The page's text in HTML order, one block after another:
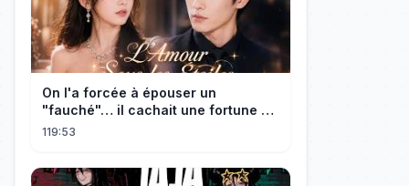
On l'a forcée à épouser un
"fauché"… il cachait une fortune et
l'a traitée en reine!
119:53